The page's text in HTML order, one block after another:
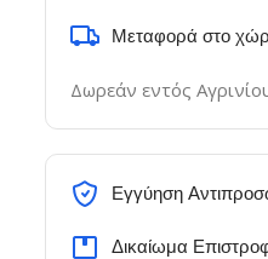
Μεταφορά στο
Δωρεάν εντός
Εγγύηση
Δικαίωμα